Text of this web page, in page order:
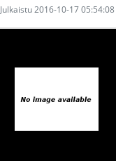
Julkaistu 2016-10-17